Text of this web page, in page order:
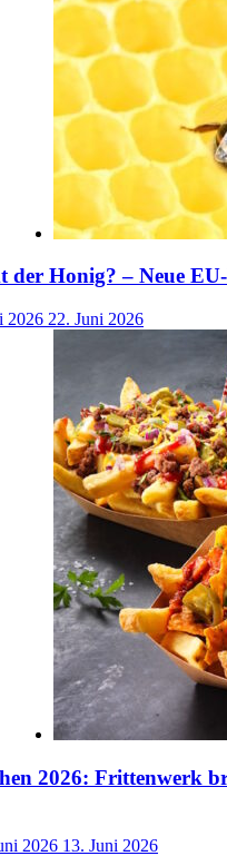
der Honig? – Neue
2026 22. Juni 2026
2026: Frittenwerk
2026 13. Juni 2026